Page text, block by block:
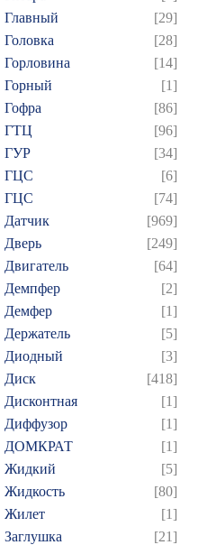
Главный
[29]
Головка
[28]
Горловина
[14]
Горный
[1]
Гофра
[86]
ГТЦ
[96]
ГУР
[34]
ГЦC
[6]
ГЦС
[74]
Датчик
[969]
Дверь
[249]
Двигатель
[64]
Демпфер
[2]
Демфер
[1]
Держатель
[5]
Диодный
[3]
Диск
[418]
Дисконтная
[1]
Диффузор
[1]
ДОМКРАТ
[1]
Жидкий
[5]
Жидкость
[80]
Жилет
[1]
Заглушка
[21]